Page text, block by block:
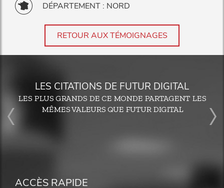
DÉPARTEMENT : NORD
RETOUR AUX TÉMOIGNAGES
LES CITATIONS DE FUTUR DIGITAL
LES PLUS GRANDS DE CE MONDE PARTAGENT LES
MÊMES VALEURS QUE FUTUR DIGITAL
ACCÈS RAPIDE